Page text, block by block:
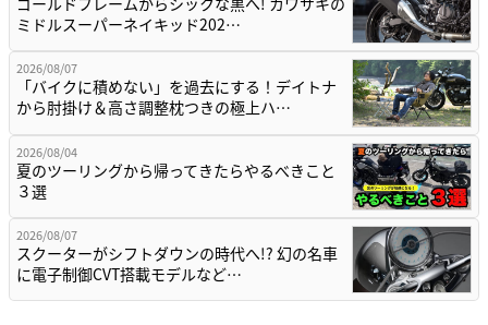
ミドルスーパーネイキッド202…
2026/08/07
「バイクに積めない」を過去にする！デイトナ
から肘掛け＆高さ調整枕つきの極上ハ…
2026/08/04
夏のツーリングから帰ってきたらやるべきこと
３選
2026/08/07
スクーターがシフトダウンの時代へ!? 幻の名車
に電子制御CVT搭載モデルなど…